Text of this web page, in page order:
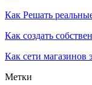
Как Решать
Как создать
Как сети магазинов
Метки